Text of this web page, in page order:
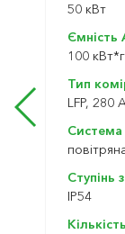
50 кВт
Ємність
100
Тип
LFP, 280
Ступінь
IP54